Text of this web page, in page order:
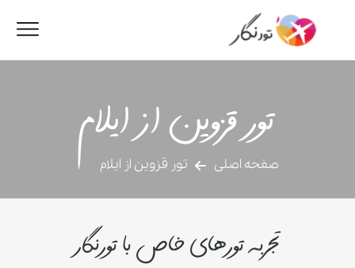
تور قزوین از ایلام
صفحه اصلی تور قزوین از ایلام
تجربه تورهای خاص با تورنگار